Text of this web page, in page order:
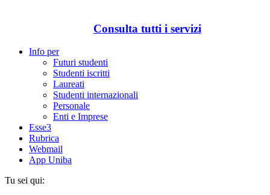
Consulta tutti i servizi
Info per
Futuri studenti
Studenti iscritti
Laureati
Studenti internazionali
Personale
Enti e Imprese
Esse3
Rubrica
Webmail
App Uniba
Tu sei qui: